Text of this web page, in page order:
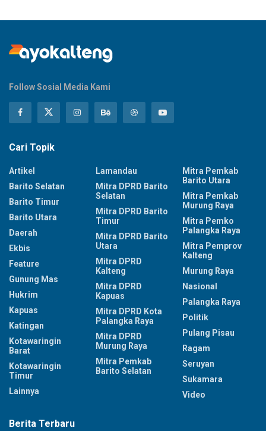
Follow Sosial Media Kami
Cari Topik
Artikel
Barito Selatan
Barito Timur
Barito Utara
Daerah
Ekbis
Feature
Gunung Mas
Hukrim
Kapuas
Katingan
Kotawaringin
Barat
Kotawaringin
Timur
Lainnya
Lamandau
Mitra DPRD Barito
Selatan
Mitra DPRD Barito
Timur
Mitra DPRD Barito
Utara
Mitra DPRD
Kalteng
Mitra DPRD
Kapuas
Mitra DPRD Kota
Palangka Raya
Mitra DPRD
Murung Raya
Mitra Pemkab
Barito Selatan
Mitra Pemkab
Barito Utara
Mitra Pemkab
Murung Raya
Mitra Pemko
Palangka Raya
Mitra Pemprov
Kalteng
Murung Raya
Nasional
Palangka Raya
Politik
Pulang Pisau
Ragam
Seruyan
Sukamara
Video
Berita Terbaru